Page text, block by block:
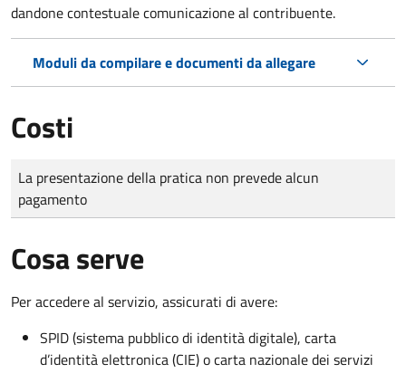
dandone contestuale comunicazione al contribuente.
Moduli da compilare e documenti da allegare
Costi
Tipo di pagamento
Importo
La presentazione della pratica non prevede alcun
pagamento
Cosa serve
Per accedere al servizio, assicurati di avere:
SPID (sistema pubblico di identità digitale), carta
d’identità elettronica (CIE) o carta nazionale dei servizi